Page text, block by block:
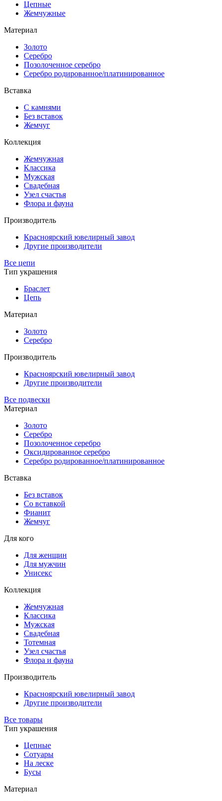
Цепные
Жемчужные
Материал
Золото
Серебро
Позолоченное серебро
Серебро родированное/платинированное
Вставка
С камнями
Без вставок
Жемчуг
Коллекция
Жемчужная
Классика
Мужская
Свадебная
Узел счастья
Флора и фауна
Производитель
Красноярский ювелирный завод
Другие производители
Все цепи
Тип украшения
Браслет
Цепь
Материал
Золото
Серебро
Производитель
Красноярский ювелирный завод
Другие производители
Все подвески
Материал
Золото
Серебро
Позолоченное серебро
Оксидированное серебро
Серебро родированное/платинированное
Вставка
Без вставок
Со вставкой
Фианит
Жемчуг
Для кого
Для женщин
Для мужчин
Унисекс
Коллекция
Жемчужная
Классика
Мужская
Свадебная
Тотемная
Узел счастья
Флора и фауна
Производитель
Красноярский ювелирный завод
Другие производители
Все товары
Тип украшения
Цепные
Сотуары
На леске
Бусы
Материал